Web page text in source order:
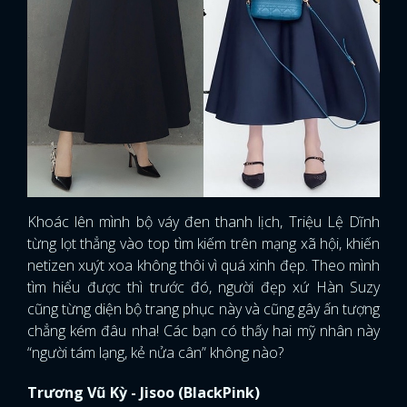
Khoác lên mình bộ váy đen thanh lịch, Triệu Lệ Dĩnh
từng lọt thẳng vào top tìm kiếm trên mạng xã hội, khiến
netizen xuýt xoa không thôi vì quá xinh đẹp. Theo mình
tìm hiểu được thì trước đó, người đẹp xứ Hàn Suzy
cũng từng diện bộ trang phục này và cũng gây ấn tượng
chẳng kém đâu nha! Các bạn có thấy hai mỹ nhân này
“người tám lạng, kẻ nửa cân” không nào?
Trương Vũ Kỳ - Jisoo (BlackPink)